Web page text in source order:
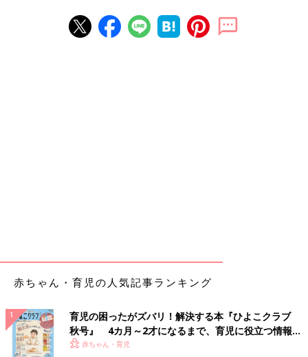
赤ちゃん・育児の人気記事ランキング
育児の困ったがズバリ！解決する本『ひよこクラブ
秋号』 4カ月～2才になるまで、育児に役立つ情報が
いっぱい！
赤ちゃん・育児